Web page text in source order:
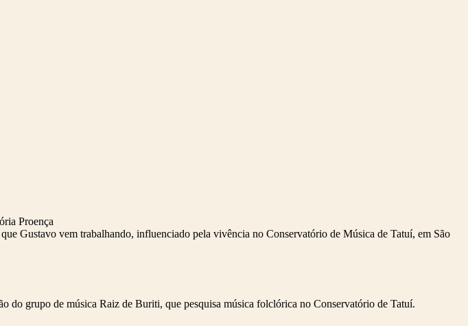
Proença
Gustavo vem trabalhando, influenciado pela vivência no Conservatório de Música de Tatuí, em São
do grupo de música Raiz de Buriti, que pesquisa música folclórica no Conservatório de Tatuí.